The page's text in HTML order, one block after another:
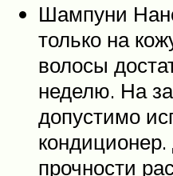
Шампуни
только на
волосы
неделю. На
допустимо
прочности